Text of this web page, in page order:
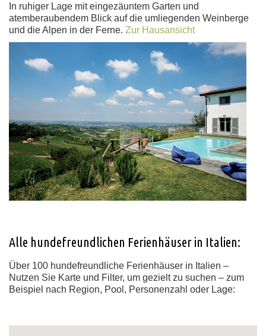
In ruhiger Lage mit eingezäuntem Garten und
atemberaubendem Blick auf die umliegenden Weinberge
und die Alpen in der Ferne. Zur Hausansicht
Alle hundefreundlichen Ferienhäuser in Italien:
Über 100 hundefreundliche Ferienhäuser in Italien –
Nutzen Sie Karte und Filter, um gezielt zu suchen – zum
Beispiel nach Region, Pool, Personenzahl oder Lage: